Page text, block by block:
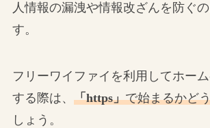
人情報の漏洩や情報改ざんを防ぐ
す。
フリーワイファイを利用してホー
する際は、 「https」で始まるかど
しょう。